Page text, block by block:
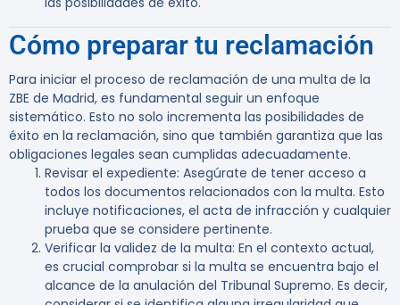
Cómo preparar tu reclamación
Para iniciar el proceso de reclamación de una multa de la
ZBE de Madrid, es fundamental seguir un enfoque
sistemático. Esto no solo incrementa las posibilidades de
éxito en la reclamación, sino que también garantiza que las
obligaciones legales sean cumplidas adecuadamente.
Revisar el expediente: Asegúrate de tener acceso a
todos los documentos relacionados con la multa. Esto
incluye notificaciones, el acta de infracción y cualquier
prueba que se considere pertinente.
Verificar la validez de la multa: En el contexto actual,
es crucial comprobar si la multa se encuentra bajo el
alcance de la anulación del Tribunal Supremo. Es decir,